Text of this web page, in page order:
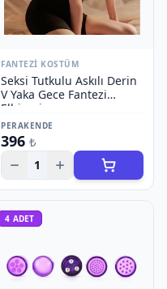
FANTEZI KOSTÜM
Seksi Tutkulu Askılı Derin
V Yaka Gece Fantezi
Elbisesi
PERAKENDE
396 ₺
1
4 ADET